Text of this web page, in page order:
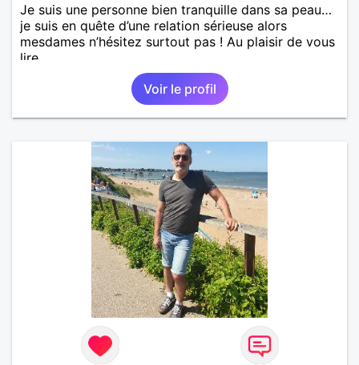
Je suis une personne bien tranquille dans sa peau…
je suis en quête d’une relation sérieuse alors
mesdames n’hésitez surtout pas ! Au plaisir de vous
lire.
Voir le profil